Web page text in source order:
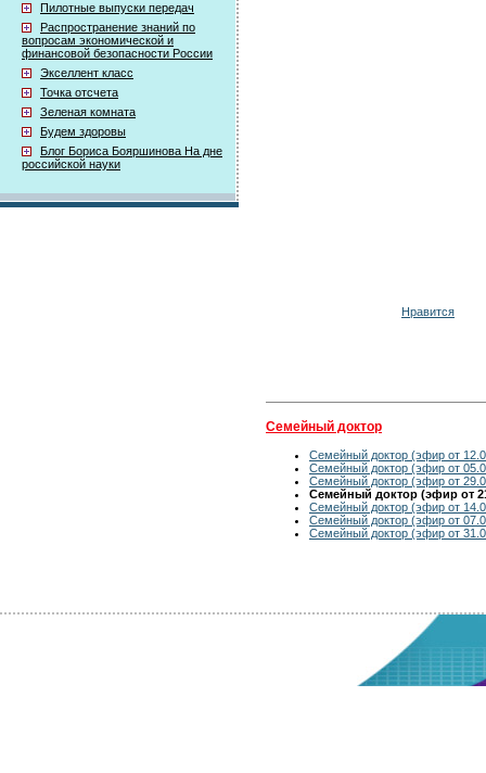
Пилотные выпуски передач
Распространение знаний по
вопросам экономической и
финансовой безопасности России
Экселлент класс
Точка отсчета
Зеленая комната
Будем здоровы
Блог Бориса Бояршинова На дне
российской науки
Нравится
Семейный доктор
Семейный доктор (эфир от
Семейный доктор (эфир от
Семейный доктор (эфир от
Семейный доктор (эфир от
Семейный доктор (эфир от
Семейный доктор (эфир от
Семейный доктор (эфир от